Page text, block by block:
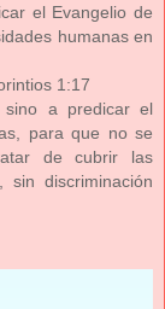
el Evangelio de
humanas en
1:17
sino a predicar el
para que no se
de cubrir las
sin discriminación